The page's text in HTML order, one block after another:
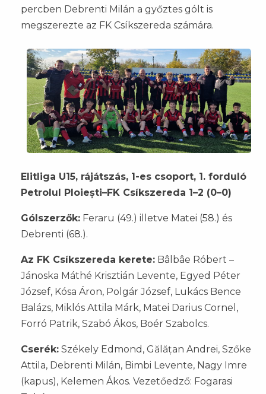
percben Debrenti Milán a győztes gólt is
megszerezte az FK Csíkszereda számára.
Elitliga U15, rájátszás, 1-es csoport, 1. forduló
Petrolul Ploiești–FK Csíkszereda 1–2 (0–0)
Gólszerzők: Feraru (49.) illetve Matei (58.) és
Debrenti (68.).
Az FK Csíkszereda kerete: Bâlbâe Róbert –
Jánoska Máthé Krisztián Levente, Egyed Péter
József, Kósa Áron, Polgár József, Lukács Bence
Balázs, Miklós Attila Márk, Matei Darius Cornel,
Forró Patrik, Szabó Ákos, Boér Szabolcs.
Cserék: Székely Edmond, Gălățan Andrei, Szőke
Attila, Debrenti Milán, Bimbi Levente, Nagy Imre
(kapus), Kelemen Ákos. Vezetőedző: Fogarasi